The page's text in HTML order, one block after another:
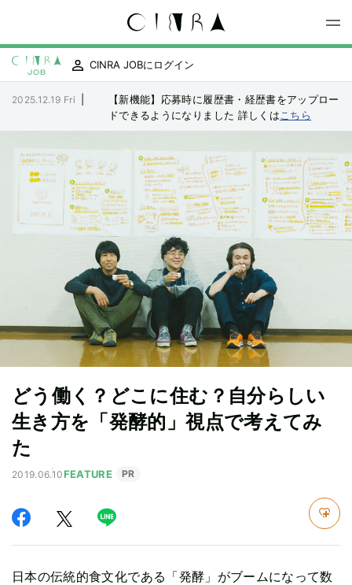
CINRA JOBにログイン
2025.12.19 Fri
【新機能】応募時に履歴書・経歴書をアップロー
ドできるようになりました 詳しくは こちら
どう働く？どこに住む？自分らしい
生き方を「発酵的」視点で考えてみ
た
2019.06.10FEATURE PR
日本の伝統的食文化である「発酵」がブームになって数